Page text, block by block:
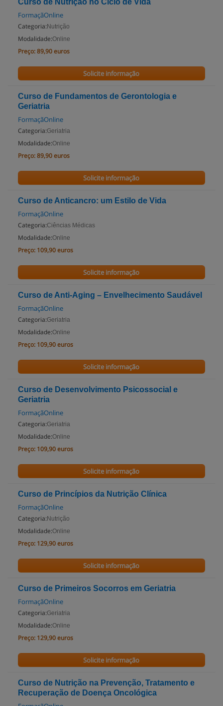
Curso de Nutrição no Ciclo de Vida
FormaçãOnline
Categoria: Nutrição
Modalidade:Online
Preço:89,90 euros
Solicite informação
Curso de Fundamentos de Gerontologia e
Geriatria
FormaçãOnline
Categoria:Geriatria
Modalidade:Online
Preço:89,90 euros
Solicite informação
Curso de Anticancro: um Estilo de Vida
FormaçãOnline
Categoria:Ciências Médicas
Modalidade:Online
Preço: 109,90 euros
Solicite informação
Curso de Anti-Aging – Envelhecimento Saudável
FormaçãOnline
Categoria:Geriatria
Modalidade:Online
Preço: 109,90 euros
Solicite informação
Curso de Desenvolvimento Psicossocial e
Geriatria
FormaçãOnline
Categoria:Geriatria
Modalidade:Online
Preço: 109,90 euros
Solicite informação
Curso de Princípios da Nutrição Clínica
FormaçãOnline
Categoria: Nutrição
Modalidade:Online
Preço: 129,90 euros
Solicite informação
Curso de Primeiros Socorros em Geriatria
FormaçãOnline
Categoria:Geriatria
Modalidade:Online
Preço: 129,90 euros
Solicite informação
Curso de Nutrição na Prevenção, Tratamento e
Recuperação de Doença Oncológica